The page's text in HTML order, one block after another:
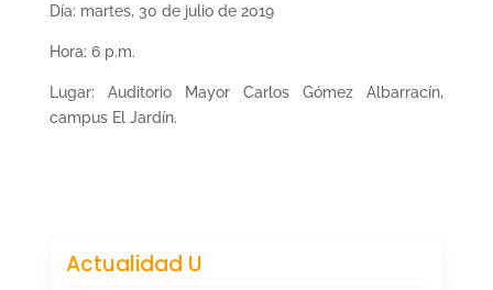
Día: martes, 30 de julio de 2019
Hora: 6 p.m.
Lugar: Auditorio Mayor Carlos Gómez Albarracín,
campus El Jardín.
Actualidad U